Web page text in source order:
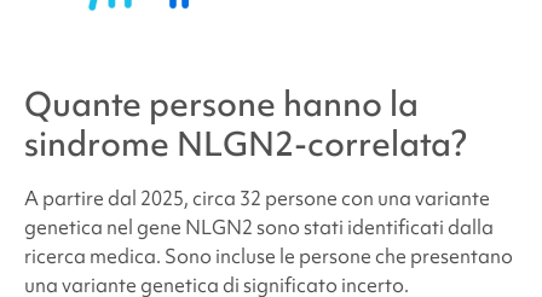
Quante persone hanno la
sindrome NLGN2-correlata?
A partire dal 2025, circa 32 persone con una variante
genetica nel gene NLGN2 sono stati identificati dalla
ricerca medica. Sono incluse le persone che presentano
una variante genetica di significato incerto.